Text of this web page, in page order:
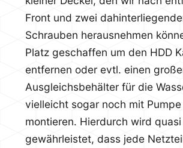
Front und zwei
Schrauben herausnehmen
Platz geschaffen um den HDD
entfernen oder evtl. einen
Ausgleichsbehälter für die
vielleicht sogar noch mit Pumpe
montieren. Hierdurch wird
gewährleistet, dass jede